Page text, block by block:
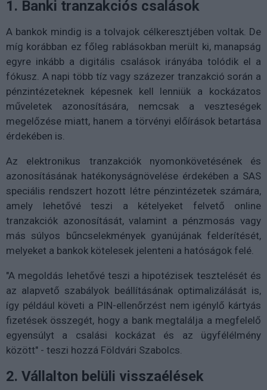
1. Banki tranzakciós csalások
A bankok mindig is a tolvajok célkeresztjében voltak. De
míg korábban ez főleg rablásokban merült ki, manapság
egyre inkább a digitális csalások irányába tolódik el a
fókusz. A napi több tíz vagy százezer tranzakció során a
pénzintézeteknek képesnek kell lenniük a kockázatos
műveletek azonosítására, nemcsak a veszteségek
megelőzése miatt, hanem a törvényi előírások betartása
érdekében is.
Az elektronikus tranzakciók nyomonkövetésének és
azonosításának hatékonyságnövelése érdekében a SAS
speciális rendszert hozott létre pénzintézetek számára,
amely lehetővé teszi a kételyeket felvető online
tranzakciók azonosítását, valamint a pénzmosás vagy
más súlyos bűncselekmények gyanújának felderítését,
melyeket a bankok kötelesek jelenteni a hatóságok felé.
"A megoldás lehetővé teszi a hipotézisek tesztelését és
az alapvető szabályok beállításának optimalizálását is,
így például követi a PIN-ellenőrzést nem igénylő kártyás
fizetések összegét, hogy a bank megtalálja a megfelelő
egyensúlyt a csalási kockázat és az ügyfélélmény
között" - teszi hozzá Földvári Szabolcs.
2. Vállalton belüli visszaélések